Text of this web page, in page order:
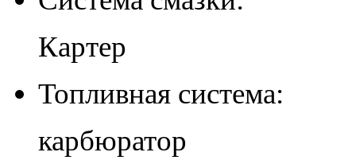
Картер
Топливная система:
карбюратор